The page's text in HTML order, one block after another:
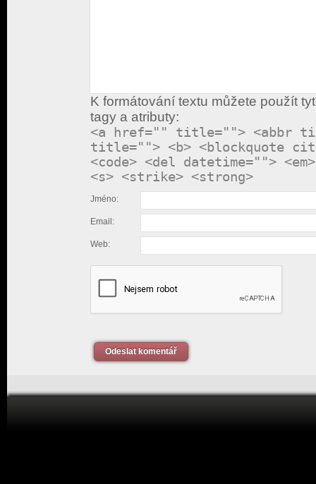
K formátování textu můžete použít
tagy a atributy:
<a href="" title=""> <abbr
title=""> <b> <blockquote
<code> <del datetime="">
<s> <strike> <strong>
Jméno:
Email:
Web:
Odeslat komentář